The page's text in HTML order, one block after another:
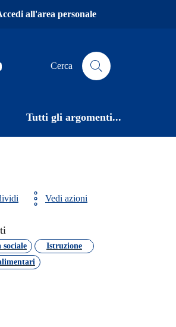
all'area personale
Cerca
Tutti gli argomenti...
Vedi azioni
sociale
Istruzione